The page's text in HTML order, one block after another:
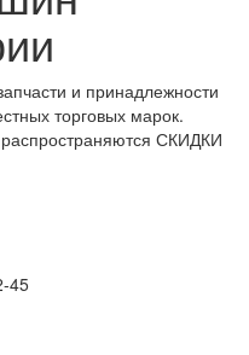
и принадлежности
торговых марок.
СКИДКИ
45